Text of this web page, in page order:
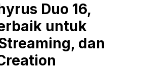
Duo 16,
untuk
dan